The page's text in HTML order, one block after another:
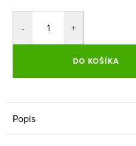
DO KOŠÍKA
Popis